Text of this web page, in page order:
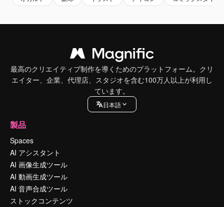
最高のクリエイティブ制作を導くためのプラットフォーム。クリ
エイター、企業、代理店、スタジオを含む100万人以上が利用し
ています。
日本語
製品
Spaces
AI アシスタント
AI 画像生成ツール
AI 動画生成ツール
AI 音声合成ツール
ストックコンテンツ